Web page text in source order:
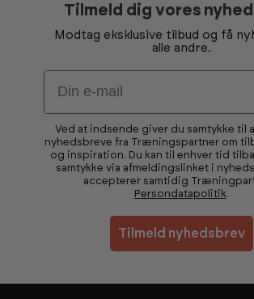
Tilmeld dig vores
Modtag eksklusive tilbud og få
alle andre.
Email
Ved at indsende giver du samtykke til
nyhedsbreve fra Træningspartner om
og inspiration. Du kan til enhver tid
samtykke via afmeldingslinket i
accepterer samtidig
Persondatapolitik.
Tilmeld nyhedsbrev